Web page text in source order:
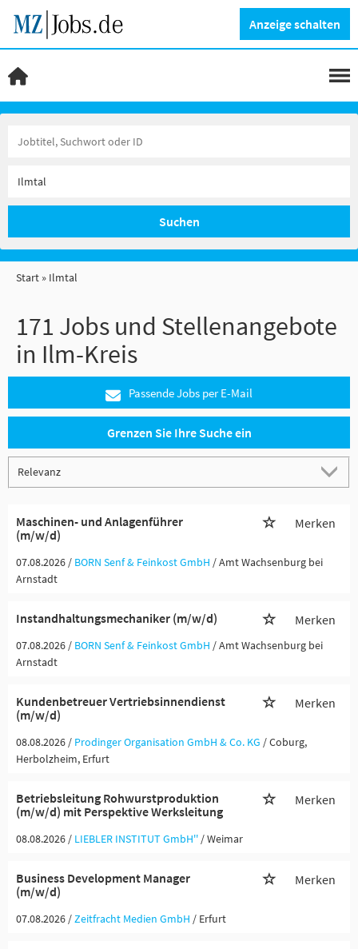
Anzeige schalten
Suchen
Start Ilmtal
171 Jobs und Stellenangebote
in Ilm-Kreis
Passende Jobs per E-Mail
Grenzen Sie Ihre Suche ein
Maschinen- und Anlagenführer
(m/w/d)
Merken
07.08.2026 / BORN Senf & Feinkost GmbH / Amt Wachsenburg bei
Arnstadt
Instandhaltungsmechaniker (m/w/d) Merken
07.08.2026 / BORN Senf & Feinkost GmbH / Amt Wachsenburg bei
Arnstadt
Kundenbetreuer Vertriebsinnendienst
(m/w/d)
Merken
08.08.2026 / Prodinger Organisation GmbH & Co. KG / Coburg,
Herbolzheim, Erfurt
Betriebsleitung Rohwurstproduktion
(m/w/d) mit Perspektive Werksleitung
Merken
08.08.2026 / LIEBLER INSTITUT GmbH'' / Weimar
Business Development Manager
(m/w/d)
Merken
07.08.2026 /Zeitfracht Medien GmbH / Erfurt